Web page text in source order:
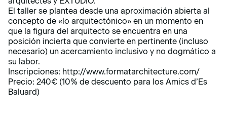
El taller se plantea desde una aproximación abierta al
concepto de «lo arquitectónico» en un momento en
que la figura del arquitecto se encuentra en una
posición incierta que convierte en pertinente (incluso
necesario) un acercamiento inclusivo y no dogmático a
su labor.
Inscripciones: http://www.formatarchitecture.com/
Precio: 240€ (10% de descuento para los Amics d’Es
Baluard)